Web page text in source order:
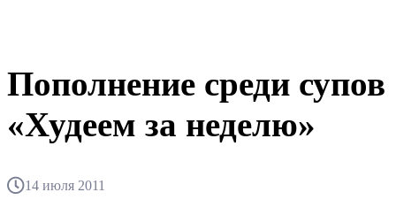
Пополнение среди супов
«Худеем за неделю»
14 июля 2011